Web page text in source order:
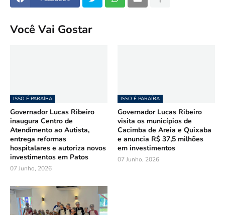
Você Vai Gostar
ISSO É PARAÍBA
Governador Lucas Ribeiro
inaugura Centro de
Atendimento ao Autista,
entrega reformas
hospitalares e autoriza novos
investimentos em Patos
07 Junho, 2026
ISSO É PARAÍBA
Governador Lucas Ribeiro
visita os municípios de
Cacimba de Areia e Quixaba
e anuncia R$ 37,5 milhões
em investimentos
07 Junho, 2026